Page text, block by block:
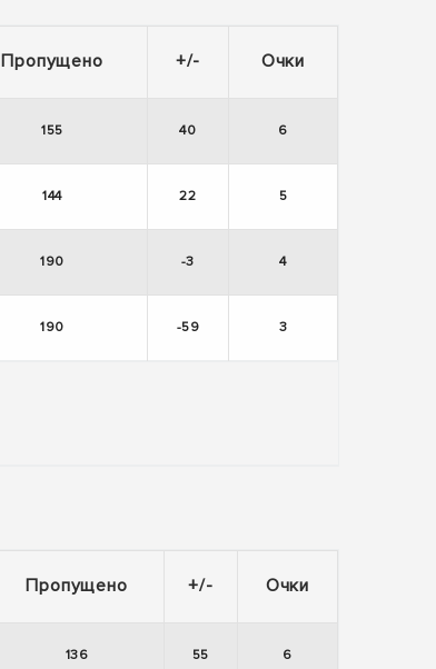
Пропущено +/- Очки
155 40 6
144 22 5
190 -3 4
190 -59 3
Пропущено +/- Очки
136 55 6